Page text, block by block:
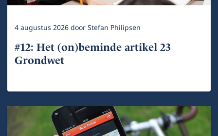
4 augustus 2026doorStefan Philipsen
#12: Het (on)beminde artikel 23
Grondwet